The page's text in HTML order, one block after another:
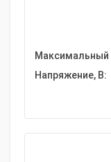
Максимальный
Напряжение, В: